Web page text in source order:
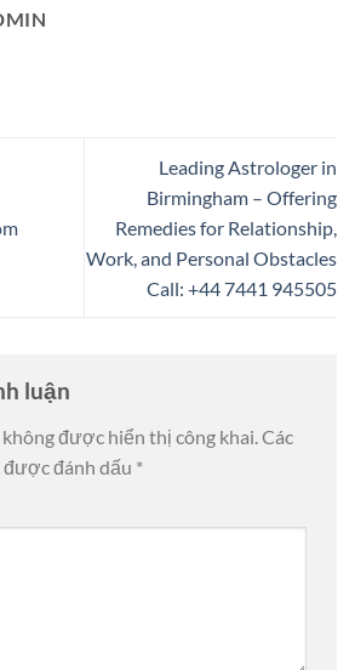
Leading Astrologer in
Birmingham – Offering
Remedies for Relationship,
Work, and Personal Obstacles
Call: +44 7441 945505
luận
không được hiển thị công khai.Các
đánh dấu *